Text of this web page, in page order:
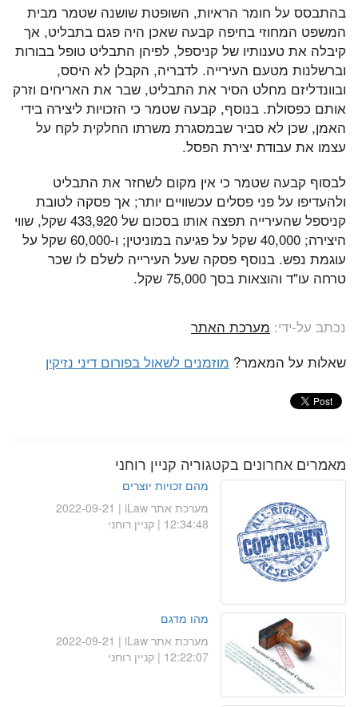
בהתבסס על חומר הראיות, השופטת שושנה שטמר מבית
המשפט המחוזי בחיפה קבעה שאכן היה פגם בתבליט, אך
קיבלה את טענותיו של קניספל, לפיהן התבליט טופל בבורות
וברשלנות מטעם העירייה. לדבריה, הקבלן לא היסס,
ובוונדליזם מחלט הסיר את התבליט, שבר את האריחים וזרק
אותם כפסולת. בנוסף, קבעה שטמר כי הזכויות ליצירה בידי
האמן, שכן לא סביר שבמסגרת משרתו החלקית לקח על
עצמו את עבודת יצירת הפסל.
לבסוף קבעה שטמר כי אין מקום לשחזר את התבליט
ולהעדיפו על פני פסלים עכשוויים יותר; אך פסקה לטובת
קניספל שהעירייה תפצה אותו בסכום של 433,920 שקל, שווי
היצירה; 40,000 שקל על פגיעה במוניטין; ו-60,000 שקל על
עוגמת נפש. בנוסף פסקה שעל העירייה לשלם לו שכר
טרחה עו"ד והוצאות בסך 75,000 שקל.
נכתב על-ידי: מערכת האתר
שאלות על המאמר? מוזמנים לשאול בפורום דיני נזיקין
מאמרים אחרונים בקטגוריה קניין רוחני
מהם זכויות יוצרים
מערכת אתר iLaw
| 2022-09-21
12:34:48 | קניין רוחני
מהו מדגם
מערכת אתר iLaw
| 2022-09-21
12:22:07 | קניין רוחני